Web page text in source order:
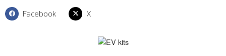
Facebook X